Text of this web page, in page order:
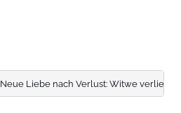
Neue Liebe nach Verlust: Witwe verliebt